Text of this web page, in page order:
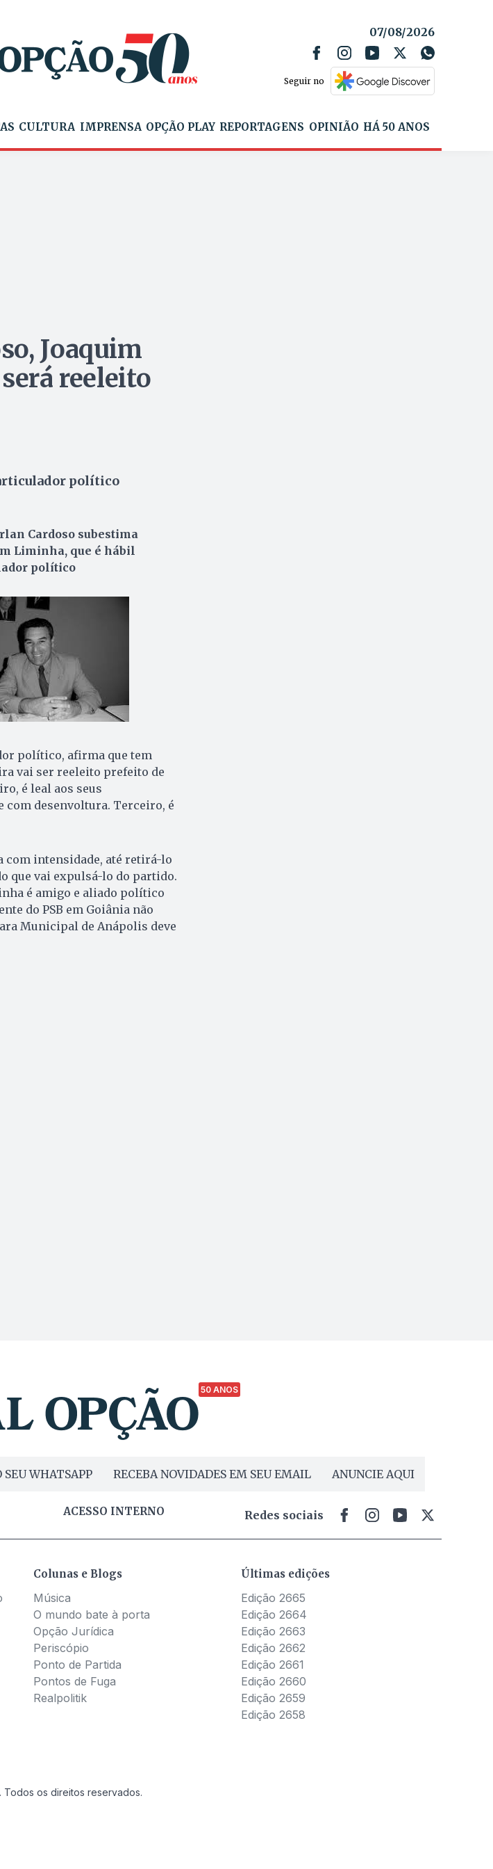
07/08/2026
Seguir no
CULTURA IMPRENSA OPÇÃO PLAY REPORTAGENS OPINIÃO HÁ 50 ANOS
Joaquim
reeleito
político
Cardoso subestima
Liminha, que é hábil
político
político, afirma que tem
vai ser reeleito prefeito de
é leal aos seus
desenvoltura. Terceiro, é
com intensidade, até retirá-lo
que vai expulsá-lo do partido.
é amigo e aliado político
do PSB em Goiânia não
Municipal de Anápolis deve
50 ANOS
SEU WHATSAPP RECEBA NOVIDADES EM SEU EMAIL ANUNCIE AQUI
ACESSO INTERNO Redes sociais
Colunas e Blogs
Música
O mundo bate à porta
Opção Jurídica
Periscópio
Ponto de Partida
Pontos de Fuga
Realpolitik
Últimas edições
Edição 2665
Edição 2664
Edição 2663
Edição 2662
Edição 2661
Edição 2660
Edição 2659
Edição 2658
Todos os direitos reservados.